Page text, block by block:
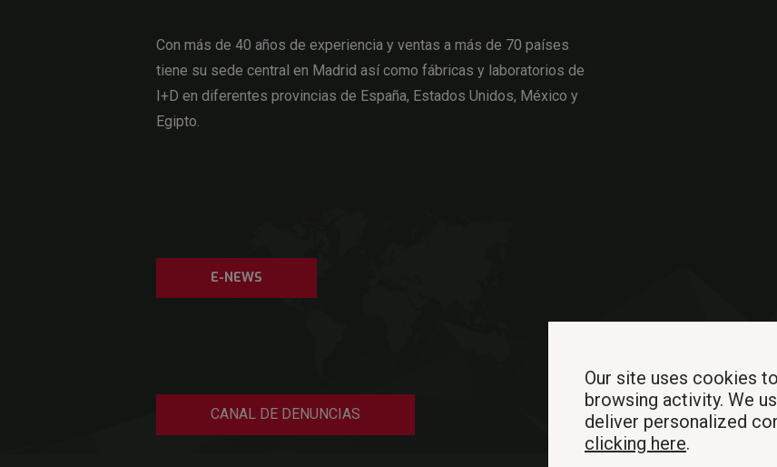
Con más de 40 años de experiencia y ventas a más de 70 países
tiene su sede central en Madrid así como fábricas y laboratorios de
I+D en diferentes provincias de España, Estados Unidos, México y
Egipto.
E-NEWS
CANAL DE DENUNCIAS
Our site uses cookies
browsing activity. We
deliver personalized
clicking here.